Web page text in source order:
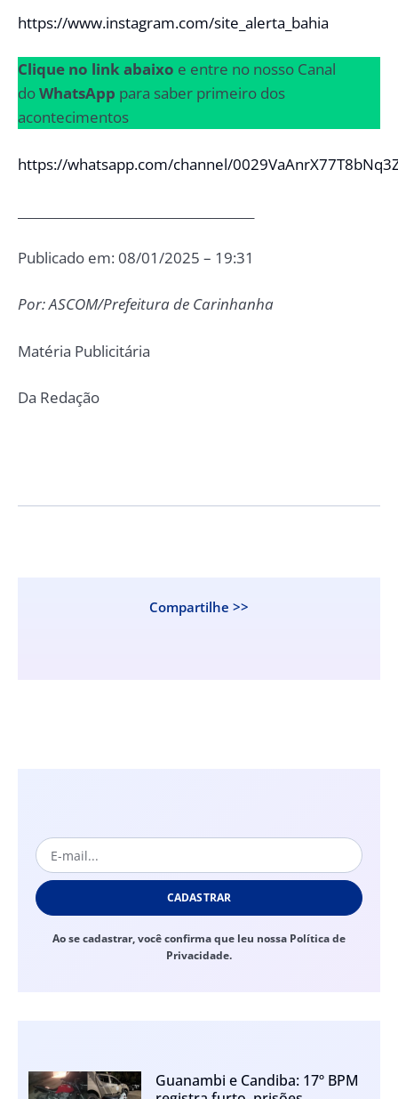
https://www.instagram.com/site_alerta_bahia
Clique no link abaixo e entre no nosso Canal
doWhatsApp para saber primeiro dos
acontecimentos
https://whatsapp.com/channel/
Publicado em: 08/01/2025 – 19:31
Por: ASCOM/Prefeitura de Carinhanha
Matéria Publicitária
Da Redação
Compartilhe >>
CADASTRAR
Ao se cadastrar, você confirma que leu nossa Política de
Privacidade.
Guanambi e Candiba: 17º BPM